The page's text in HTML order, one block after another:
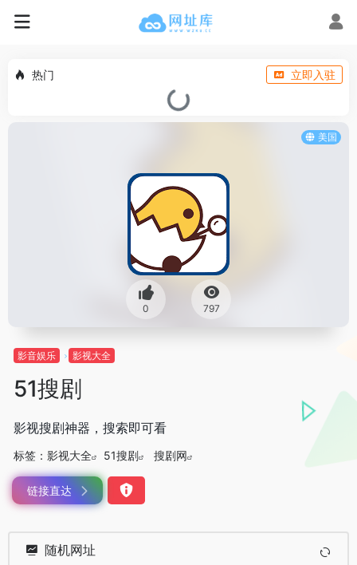
热门 立即入驻
美国
0 797
影音娱乐 影视大全
51搜剧
影视搜剧神器，搜索即可看
标签： 影视大全 51搜剧 搜剧网
链接直达
随机网址